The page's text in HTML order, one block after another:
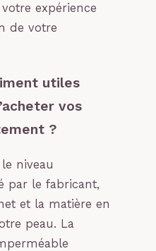
expérience
de votre
utiles
vos
?
niveau
par le fabricant,
et la matière en
peau. La